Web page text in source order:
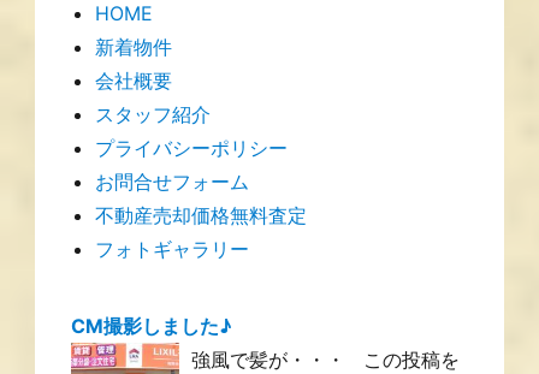
HOME
新着物件
会社概要
スタッフ紹介
プライバシーポリシー
お問合せフォーム
不動産売却価格無料査定
フォトギャラリー
CM撮影しました♪
強風で髪が・・・ この投稿を